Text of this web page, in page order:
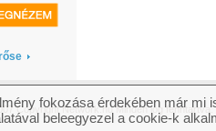
Copyright Network.hu Minden jog fenntartva.
fokozása érdekében már mi
beleegyezel a cookie-k